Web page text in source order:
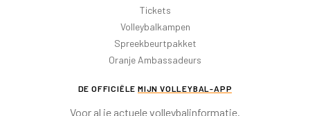
Tickets
Volleybalkampen
Spreekbeurtpakket
Oranje Ambassadeurs
DE OFFICIËLE MIJN VOLLEYBAL-APP
Voor al je actuele volleybalinformatie.